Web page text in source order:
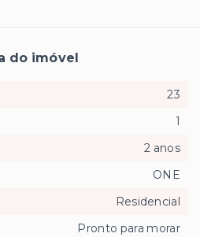
do imóvel
23
1
2 anos
ONE
Residencial
Pronto para morar